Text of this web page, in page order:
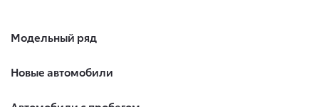
Модельный ряд
Новые автомобили